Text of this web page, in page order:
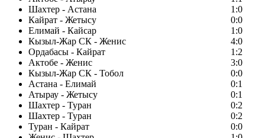
Шахтер - Астана
1:0
Кайрат - Жетысу
0:0
Елимай - Кайсар
1:0
Кызыл-Жар СК - Женис
4:0
Ордабасы - Кайрат
1:2
Актобе - Женис
3:0
Кызыл-Жар СК - Тобол
0:0
Астана - Елимай
0:1
Атырау - Жетысу
0:1
Шахтер - Туран
0:2
Шахтер - Туран
0:2
Туран - Кайрат
0:0